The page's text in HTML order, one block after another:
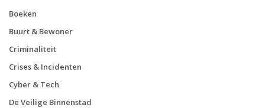
Boeken
Buurt & Bewoner
Criminaliteit
Crises & Incidenten
Cyber & Tech
De Veilige Binnenstad